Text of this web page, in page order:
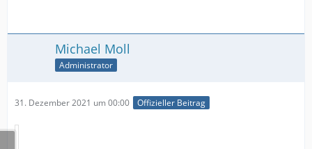
Michael Moll
Administrator
31. Dezember 2021 um 00:00 Offizieller Beitrag